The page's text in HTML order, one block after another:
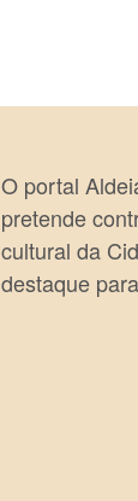
O portal
pretende
cultural da
destaque